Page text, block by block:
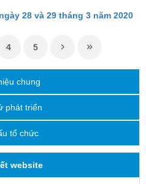
28 và 29 tháng 3 năm 2020
4 5
chung
phát triển
tổ chức
website